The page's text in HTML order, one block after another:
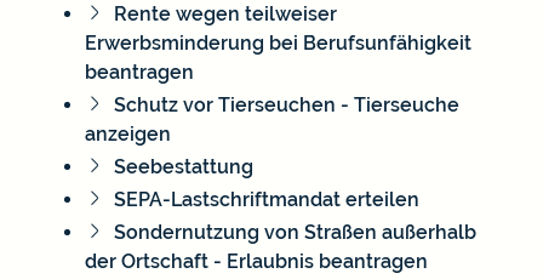
Rente wegen teilweiser
Erwerbsminderung bei Berufsunfähigkeit
beantragen
Schutz vor Tierseuchen - Tierseuche
anzeigen
Seebestattung
SEPA-Lastschriftmandat erteilen
Sondernutzung von Straßen außerhalb
der Ortschaft - Erlaubnis beantragen